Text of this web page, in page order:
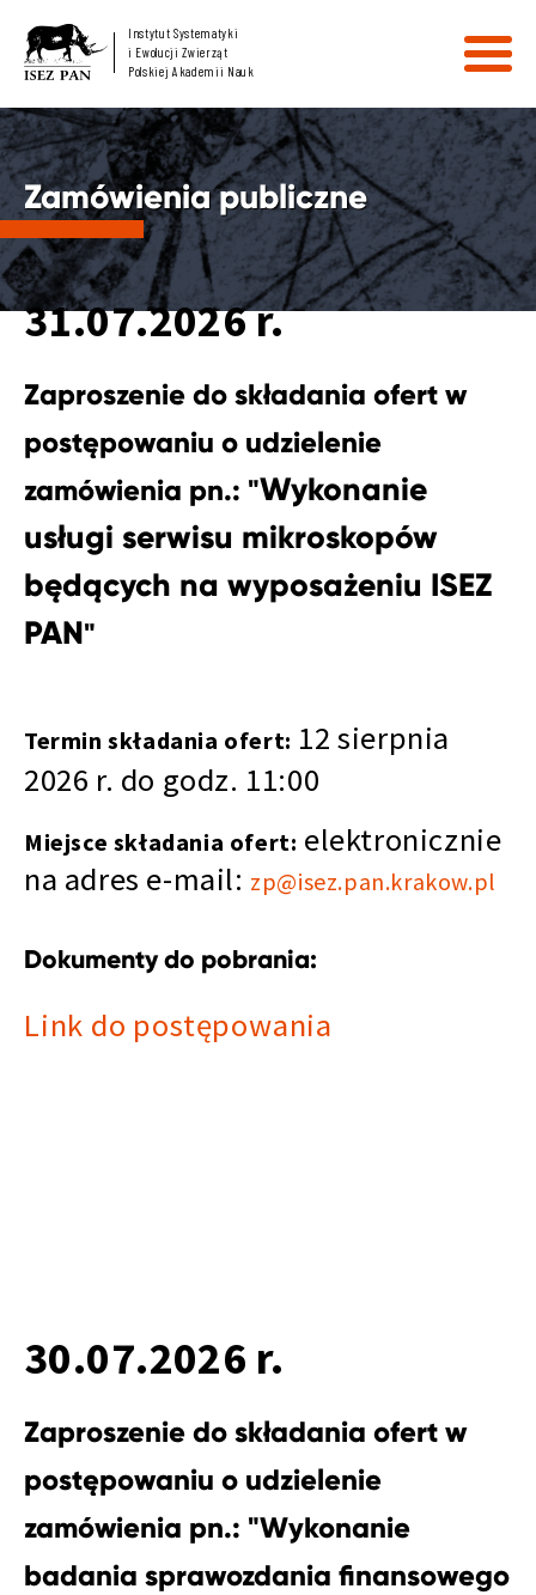
Instytut Systematyki
i Ewolucji Zwierząt
Polskiej Akademii Nauk
Zamówienia publiczne
31.07.2026 r.
Zaproszenie do składania ofert w
postępowaniu o udzielenie
zamówienia pn.: "Wykonanie
usługi serwisu mikroskopów
będących na wyposażeniu ISEZ
PAN"
Termin składania ofert: 12 sierpnia
2026 r. do godz. 11:00
Miejsce składania ofert: elektronicznie
na adres e-mail: zp@isez.pan.krakow.pl
Dokumenty do pobrania:
Link do postępowania
30.07.2026 r.
Zaproszenie do składania ofert w
postępowaniu o udzielenie
zamówienia pn.: "Wykonanie
badania sprawozdania finansowego